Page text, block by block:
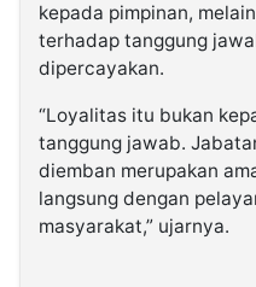
kepada pimpinan,
terhadap tanggung
dipercayakan.
“Loyalitas itu bukan
tanggung jawab.
diemban merupakan
langsung dengan
masyarakat,” ujarnya.